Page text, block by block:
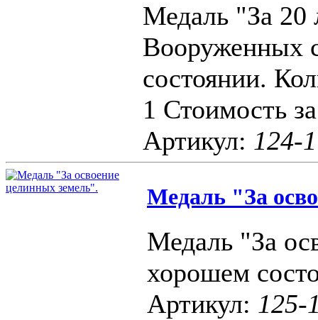
Медаль "За 20
Вооруженных
состоянии.
1 Стоимость
Артикул: 124-1
Медаль "За
Медаль "За
хорошем
Артикул: 125-